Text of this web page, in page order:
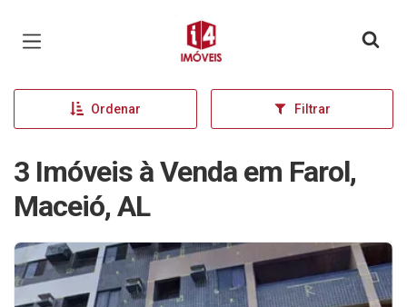
Página inicial
Ordenar Filtrar
3 Imóveis à Venda em Farol,
Maceió, AL